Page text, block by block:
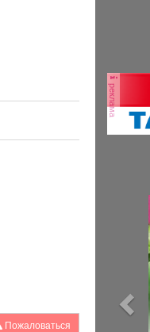
Пожаловаться
реклама